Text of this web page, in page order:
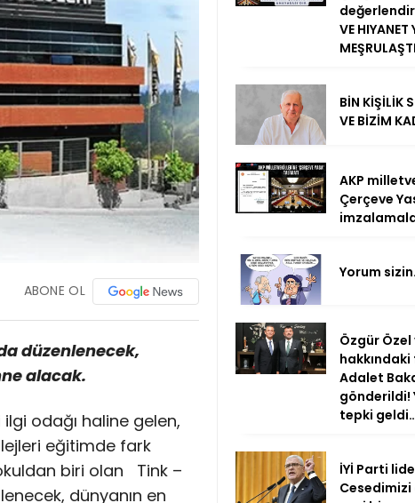
ABONE OL
düzenlenecek,
alacak.
odağı haline gelen,
eğitimde fark
biri olan Tink –
dünyanın en
VE HIYANET
BİN KİŞİLİK
VE BİZİM
AKP
Çerçeve
Yorum
Özgür
Adalet
gönderildi!
tepki
İYİ Parti